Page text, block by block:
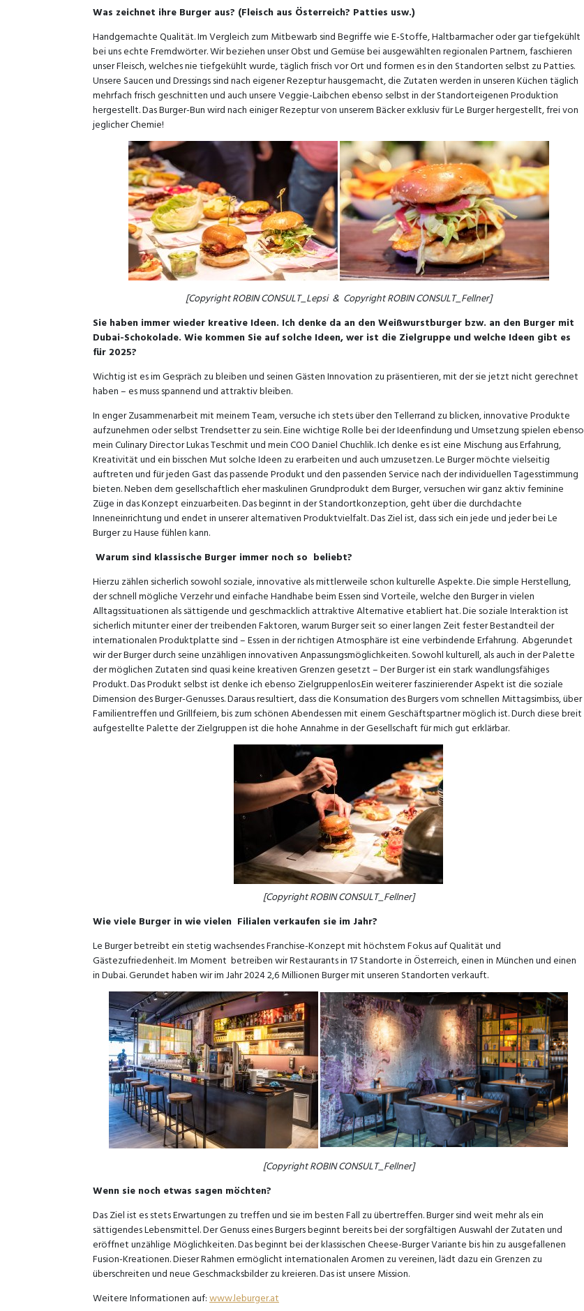
Was zeichnet ihre Burger aus? (Fleisch aus Österreich? Patties usw.)
Handgemachte Qualität. Im Vergleich zum Mitbewarb sind Begriffe wie E-Stoffe, Haltbarmacher oder gar tiefgekühlt
bei uns echte Fremdwörter. Wir beziehen unser Obst und Gemüse bei ausgewählten regionalen Partnern, faschieren
unser Fleisch, welches nie tiefgekühlt wurde, täglich frisch vor Ort und formen es in den Standorten selbst zu Patties.
Unsere Saucen und Dressings sind nach eigener Rezeptur hausgemacht, die Zutaten werden in unseren Küchen täglich
mehrfach frisch geschnitten und auch unsere Veggie-Laibchen ebenso selbst in der Standorteigenen Produktion
hergestellt. Das Burger-Bun wird nach einiger Rezeptur von unserem Bäcker exklusiv für Le Burger hergestellt, frei von
jeglicher Chemie!
[Copyright ROBIN CONSULT_Lepsi & Copyright ROBIN CONSULT_Fellner]
Sie haben immer wieder kreative Ideen. Ich denke da an den Weißwurstburger bzw. an den Burger mit
Dubai-Schokolade. Wie kommen Sie auf solche Ideen, wer ist die Zielgruppe und welche Ideen gibt es
für 2025?
Wichtig ist es im Gespräch zu bleiben und seinen Gästen Innovation zu präsentieren, mit der sie jetzt nicht gerechnet
haben – es muss spannend und attraktiv bleiben.
In enger Zusammenarbeit mit meinem Team, versuche ich stets über den Tellerrand zu blicken, innovative Produkte
aufzunehmen oder selbst Trendsetter zu sein. Eine wichtige Rolle bei der Ideenfindung und Umsetzung spielen ebenso
mein Culinary Director Lukas Teschmit und mein COO Daniel Chuchlik. Ich denke es ist eine Mischung aus Erfahrung,
Kreativität und ein bisschen Mut solche Ideen zu erarbeiten und auch umzusetzen. Le Burger möchte vielseitig
auftreten und für jeden Gast das passende Produkt und den passenden Service nach der individuellen Tagesstimmung
bieten. Neben dem gesellschaftlich eher maskulinen Grundprodukt dem Burger, versuchen wir ganz aktiv feminine
Züge in das Konzept einzuarbeiten. Das beginnt in der Standortkonzeption, geht über die durchdachte
Inneneinrichtung und endet in unserer alternativen Produktvielfalt. Das Ziel ist, dass sich ein jede und jeder bei Le
Burger zu Hause fühlen kann.
Warum sind klassische Burger immer noch so beliebt?
Hierzu zählen sicherlich sowohl soziale, innovative als mittlerweile schon kulturelle Aspekte. Die simple Herstellung,
der schnell mögliche Verzehr und einfache Handhabe beim Essen sind Vorteile, welche den Burger in vielen
Alltagssituationen als sättigende und geschmacklich attraktive Alternative etabliert hat. Die soziale Interaktion ist
sicherlich mitunter einer der treibenden Faktoren, warum Burger seit so einer langen Zeit fester Bestandteil der
internationalen Produktplatte sind – Essen in der richtigen Atmosphäre ist eine verbindende Erfahrung. Abgerundet
wir der Burger durch seine unzähligen innovativen Anpassungsmöglichkeiten. Sowohl kulturell, als auch in der Palette
der möglichen Zutaten sind quasi keine kreativen Grenzen gesetzt – Der Burger ist ein stark wandlungsfähiges
Produkt. Das Produkt selbst ist denke ich ebenso Zielgruppenlos.Ein weiterer faszinierender Aspekt ist die soziale
Dimension des Burger-Genusses. Daraus resultiert, dass die Konsumation des Burgers vom schnellen Mittagsimbiss, über
Familientreffen und Grillfeiern, bis zum schönen Abendessen mit einem Geschäftspartner möglich ist. Durch diese breit
aufgestellte Palette der Zielgruppen ist die hohe Annahme in der Gesellschaft für mich gut erklärbar.
[Copyright ROBIN CONSULT_Fellner]
Wie viele Burger in wie vielen Filialen verkaufen sie im Jahr?
Le Burger betreibt ein stetig wachsendes Franchise-Konzept mit höchstem Fokus auf Qualität und
Gästezufriedenheit. Im Moment betreiben wir Restaurants in 17 Standorte in Österreich, einen in München und einen
in Dubai. Gerundet haben wir im Jahr 2024 2,6 Millionen Burger mit unseren Standorten verkauft.
[Copyright ROBIN CONSULT_Fellner]
Wenn sie noch etwas sagen möchten?
Das Ziel ist es stets Erwartungen zu treffen und sie im besten Fall zu übertreffen. Burger sind weit mehr als ein
sättigendes Lebensmittel. Der Genuss eines Burgers beginnt bereits bei der sorgfältigen Auswahl der Zutaten und
eröffnet unzählige Möglichkeiten. Das beginnt bei der klassischen Cheese-Burger Variante bis hin zu ausgefallenen
Fusion-Kreationen. Dieser Rahmen ermöglicht internationalen Aromen zu vereinen, lädt dazu ein Grenzen zu
überschreiten und neue Geschmacksbilder zu kreieren. Das ist unsere Mission.
Weitere Informationen auf:www.leburger.at